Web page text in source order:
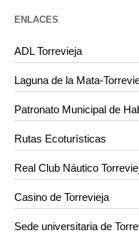
ENLACES
ADL Torrevieja
Laguna de la Mata-
Patronato Municipal de
Rutas Ecoturísticas
Real Club Náutico
Casino de Torrevieja
Sede universitaria de